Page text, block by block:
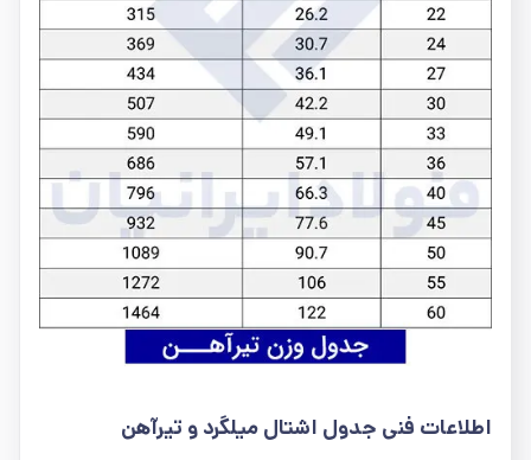
اطلاعات فنی جدول اشتال میلگرد و تیرآهن